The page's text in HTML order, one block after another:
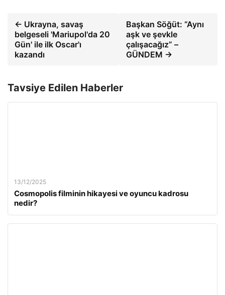
← Ukrayna, savaş
belgeseli 'Mariupol'da 20
Gün' ile ilk Oscar'ı
kazandı
Başkan Söğüt: “Aynı
aşk ve şevkle
çalışacağız” –
GÜNDEM →
Tavsiye Edilen Haberler
13/12/2025
Cosmopolis filminin hikayesi ve oyuncu kadrosu
nedir?